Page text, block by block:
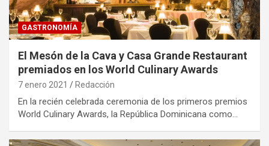
GASTRONOMÍA
El Mesón de la Cava y Casa Grande Restaurant
premiados en los World Culinary Awards
7 enero 2021 Redacción
En la recién celebrada ceremonia de los primeros premios
World Culinary Awards, la República Dominicana como…